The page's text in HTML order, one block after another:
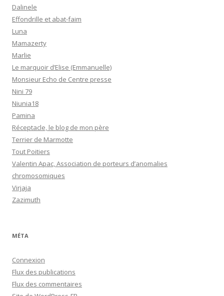
Dalinele
Effondrille et abat-faim
Luna
Mamazerty
Marlie
Le marquoir d’Elise (Emmanuelle)
Monsieur Echo de Centre presse
Nini 79
Niunia18
Pamina
Réceptacle, le blog de mon père
Terrier de Marmotte
Tout Poitiers
Valentin Apac, Association de porteurs d’anomalies
chromosomiques
Virjaja
Zazimuth
MÉTA
Connexion
Flux des publications
Flux des commentaires